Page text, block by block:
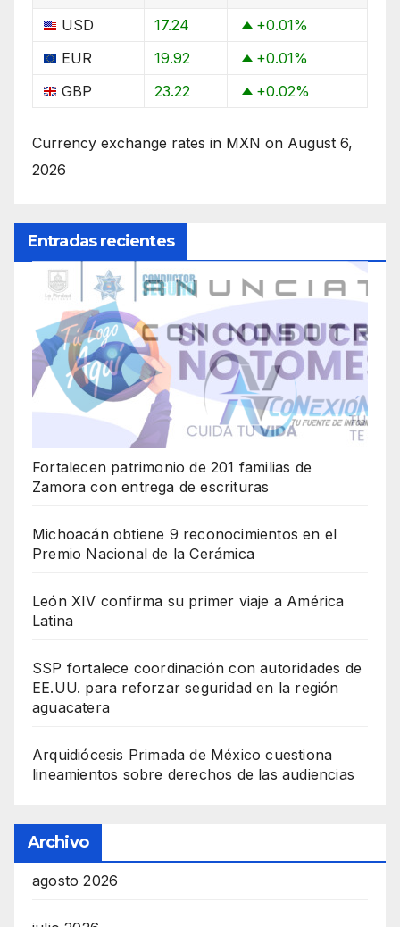
USD
17.24 +0.01%
EUR
19.92 +0.01%
GBP
23.22 +0.02%
Currency exchange rates in MXN on August 6,
2026
Entradas recientes
Fortalecen patrimonio de 201 familias de
Zamora con entrega de escrituras
Michoacán obtiene 9 reconocimientos en el
Premio Nacional de la Cerámica
León XIV confirma su primer viaje a América
Latina
SSP fortalece coordinación con autoridades de
EE.UU. para reforzar seguridad en la región
aguacatera
Arquidiócesis Primada de México cuestiona
lineamientos sobre derechos de las audiencias
Archivo
agosto 2026